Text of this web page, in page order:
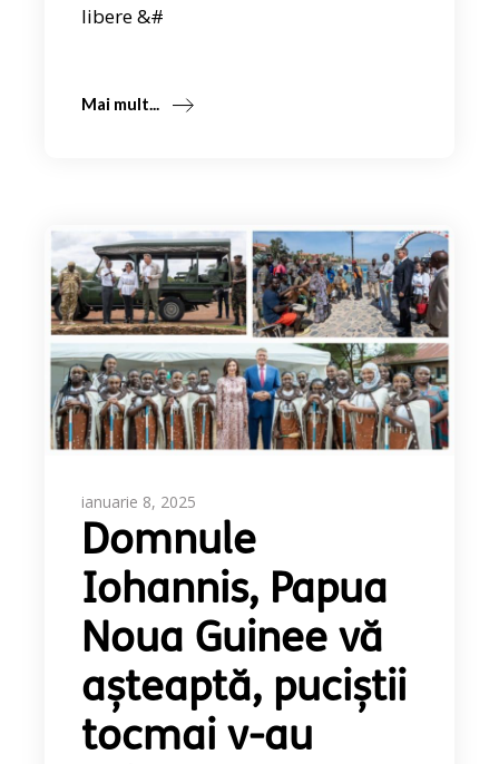
libere &#
Mai mult...
ianuarie 8, 2025
Domnule
Iohannis, Papua
Noua Guinee vă
așteaptă, puciștii
tocmai v-au